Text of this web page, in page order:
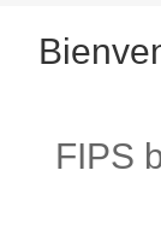
FIPS